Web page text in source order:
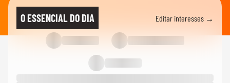
O ESSENCIAL DO DIA Editar interesses →